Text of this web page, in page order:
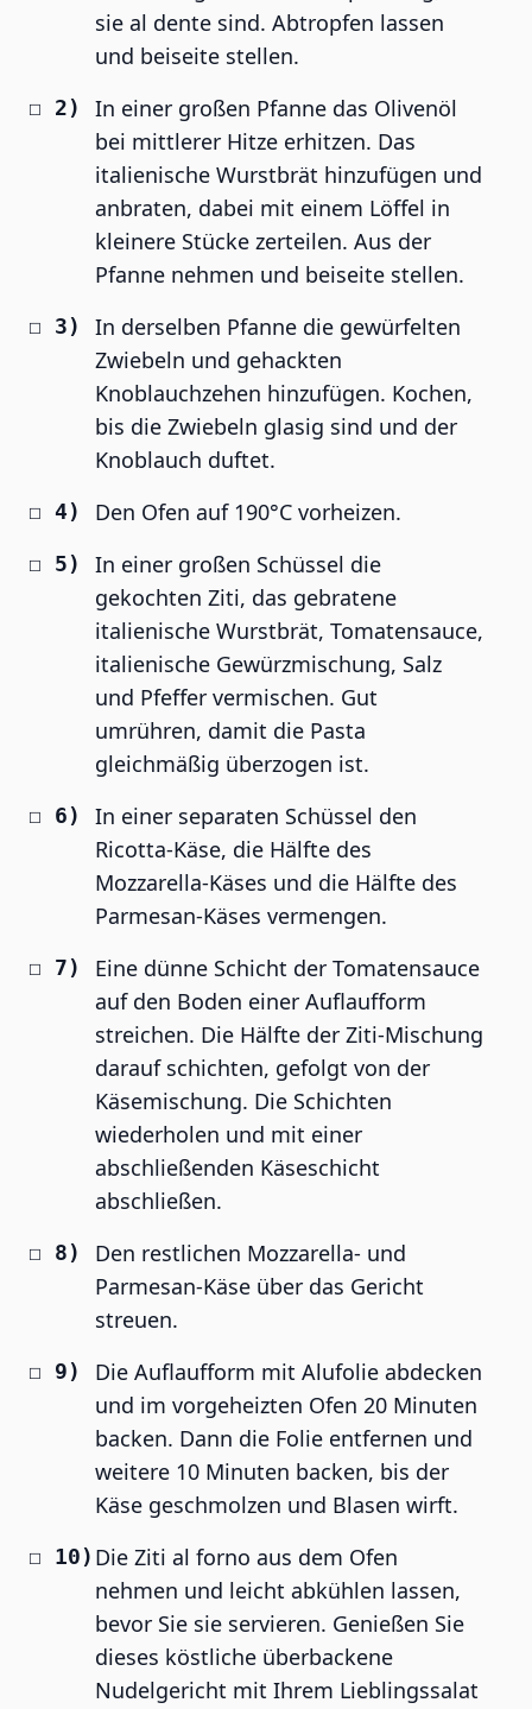
sie al dente sind. Abtropfen lassen
und beiseite stellen.
In einer großen Pfanne das Olivenöl
bei mittlerer Hitze erhitzen. Das
italienische Wurstbrät hinzufügen und
anbraten, dabei mit einem Löffel in
kleinere Stücke zerteilen. Aus der
Pfanne nehmen und beiseite stellen.
In derselben Pfanne die gewürfelten
Zwiebeln und gehackten
Knoblauchzehen hinzufügen. Kochen,
bis die Zwiebeln glasig sind und der
Knoblauch duftet.
Den Ofen auf 190°C vorheizen.
In einer großen Schüssel die
gekochten Ziti, das gebratene
italienische Wurstbrät, Tomatensauce,
italienische Gewürzmischung, Salz
und Pfeffer vermischen. Gut
umrühren, damit die Pasta
gleichmäßig überzogen ist.
In einer separaten Schüssel den
Ricotta-Käse, die Hälfte des
Mozzarella-Käses und die Hälfte des
Parmesan-Käses vermengen.
Eine dünne Schicht der Tomatensauce
auf den Boden einer Auflaufform
streichen. Die Hälfte der Ziti-Mischung
darauf schichten, gefolgt von der
Käsemischung. Die Schichten
wiederholen und mit einer
abschließenden Käseschicht
abschließen.
Den restlichen Mozzarella- und
Parmesan-Käse über das Gericht
streuen.
Die Auflaufform mit Alufolie abdecken
und im vorgeheizten Ofen 20 Minuten
backen. Dann die Folie entfernen und
weitere 10 Minuten backen, bis der
Käse geschmolzen und Blasen wirft.
Die Ziti al forno aus dem Ofen
nehmen und leicht abkühlen lassen,
bevor Sie sie servieren. Genießen Sie
dieses köstliche überbackene
Nudelgericht mit Ihrem Lieblingssalat